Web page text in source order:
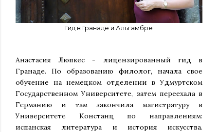
Гид в Гранаде и Альгамбре
Анастасия Люпкес - лицензированный гид в
Гранаде. По образованию филолог, начала свое
обучение на немецком отделении в Удмуртском
Государственном Университете, затем переехала в
Германию и там закончила магистратуру в
Университете Констанц по направлениям:
испанская литература и история искусства.